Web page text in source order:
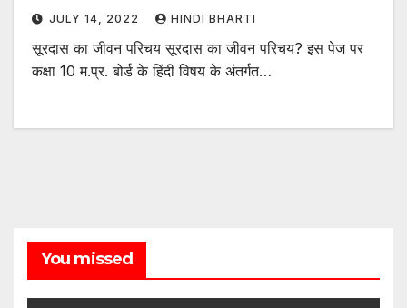
JULY 14, 2022 HINDI BHARTI
सूरदास का जीवन परिचय सूरदास का जीवन परिचय? इस पेज पर
कक्षा 10 म.प्र. बोर्ड के हिंदी विषय के अंतर्गत…
You missed